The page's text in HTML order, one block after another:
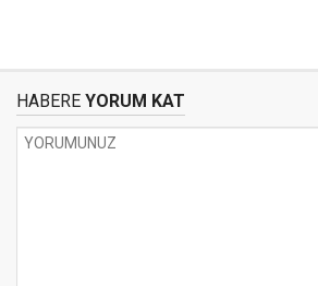
HABERE YORUM KAT